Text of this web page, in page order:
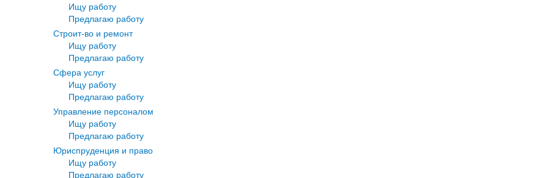
Ищу работу
Предлагаю работу
Строит-во и ремонт
Ищу работу
Предлагаю работу
Сфера услуг
Ищу работу
Предлагаю работу
Управление персоналом
Ищу работу
Предлагаю работу
Юриспруденция и право
Ищу работу
Предлагаю работу